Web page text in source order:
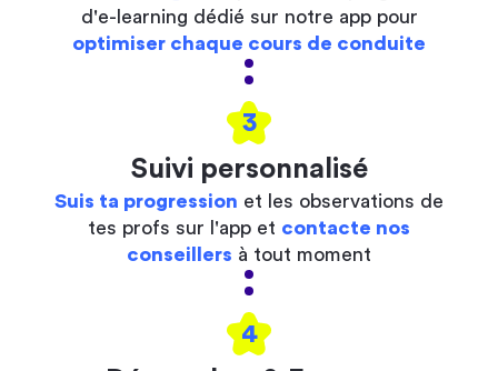
d'e-learning dédié sur notre app pour
optimiser chaque cours de conduite
3
Suivi personnalisé
Suis ta progression et les observations de
tes profs sur l'app et contacte nos
conseillers à tout moment
4